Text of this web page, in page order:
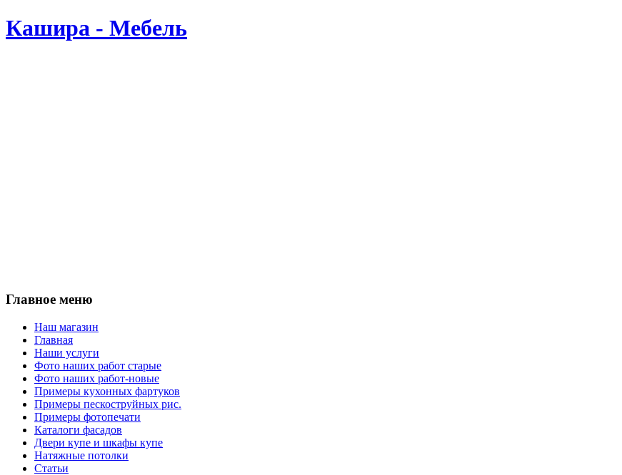
Кашира - Мебель
Главное меню
Наш магазин
Главная
Наши услуги
Фото наших работ старые
Фото наших работ-новые
Примеры кухонных фартуков
Примеры пескоструйных рис.
Примеры фотопечати
Каталоги фасадов
Двери купе и шкафы купе
Натяжные потолки
Статьи